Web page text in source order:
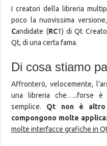
I creatori della libreria
poco la nuovissima
Candidate (RC1) di Qt
Qt, di una certa fama.
Di cosa stiamo
Affronterò, velocemente,
una libreria che…..forse è
semplice. Qt non è altro
compongono molte
molte interfacce grafiche in